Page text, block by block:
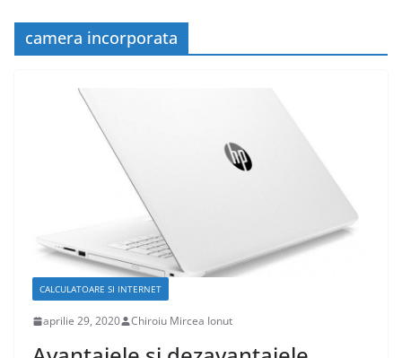
camera incorporata
CALCULATOARE SI INTERNET
aprilie 29, 2020 Chiroiu Mircea Ionut